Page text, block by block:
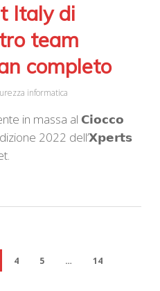
Italy di
team
completo
informatica
in massa al 𝗖𝗶𝗼𝗰𝗰𝗼
2022 dell’𝗫𝗽𝗲𝗿𝘁𝘀
4 5 …
14